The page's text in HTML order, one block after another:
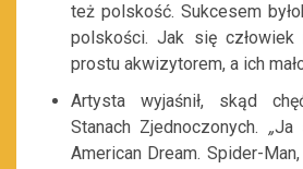
też polskość. Sukcesem
polskości. Jak się
prostu akwizytorem, a ich
Artysta wyjaśnił, skąd
Stanach Zjednoczonych. „Ja
American Dream. Spider-